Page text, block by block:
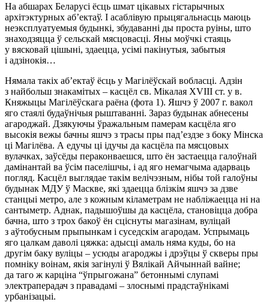
На абшарах Беларусі ёсць шмат цікавых гістарычных
архітэктурных аб’ектаў. І асаблівую прыцягальнасць маюць
неэксплуатуемыя будынкі, збудаванні ды проста руіны, што
знаходзяцца ў сельскай мясцовасці. Яны моўчкі стаяць
у вясковай цішыні, здаецца, усімі пакінутыя, забытыя
і адзінокія…
Нямала такіх аб’ектаў ёсць у Магілёўскай вобласці. Адзін
з найбольш знакамітых – касцёл св. Мікалая XVIII ст. у в.
Княжыцы Магілёўскага раёна (фота 1). Яшчэ ў 2007 г. вакол
яго стаялі будаўнічыя рыштаванні. Зараз будынак абнесены
агароджай. Дзякуючы ўражальным памерам касцёла яго
высокія вежы бачны яшчэ з трасы пры пад’ездзе з боку Мінска
ці Магілёва. А едучы ці ідучы да касцёла па мясцовых
вулачках, заўсёды пераконваешся, што ён застаецца галоўнай
дамінантай ва ўсім паселішчы, і ад яго немагчыма адарваць
погляд. Касцёл выглядае такім велічэзным, нібы той галоўны
будынак МДУ ў Маскве, які здаецца блізкім яшчэ за дзве
станцыі метро, але з кожным кіламетрам не набліжаецца ні на
сантыметр. Аднак, падышоўшы да касцёла, становіцца добра
бачна, што з трох бакоў ён сціснуты магазінам, вуліцай
з аўтобусным прыпынкам і суседскім агародам. Успрымаць
яго цалкам даволі цяжка: адысці амаль няма куды, бо на
другім баку вуліцы – усюды агароджы і дрэўцы ў скверы пры
помніку воінам, якія загінулі ў Вялікай Айчыннай вайне;
да таго ж карціна “ўпрыгожана” бетоннымі слупамі
электраперадач з правадамі – злоснымі прадстаўнікамі
урбанізацыі.